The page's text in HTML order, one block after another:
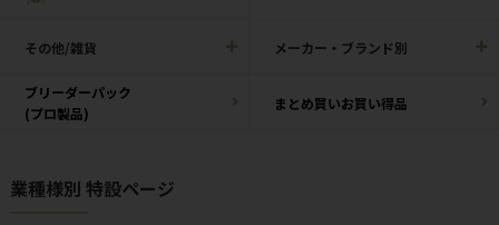
その他/雑貨 メーカー・ブランド別
ブリーダーパック
(プロ製品)
まとめ買いお買い得品
業種様別 特設ページ